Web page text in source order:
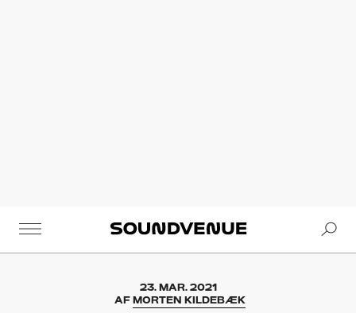
Soundvenue
23. MAR. 2021
AF MORTEN KILDEBÆK